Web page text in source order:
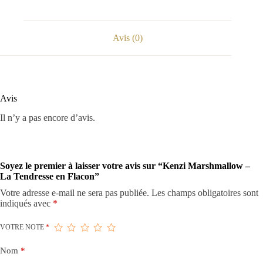
Avis (0)
Avis
Il n’y a pas encore d’avis.
Soyez le premier à laisser votre avis sur “Kenzi Marshmallow –
La Tendresse en Flacon”
Votre adresse e-mail ne sera pas publiée. Les champs obligatoires sont
indiqués avec *
VOTRE NOTE *
Nom *